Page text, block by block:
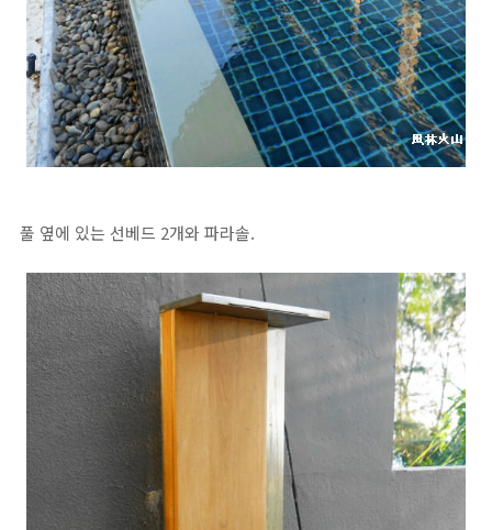
풀 옆에 있는 선베드 2개와 파라솔.